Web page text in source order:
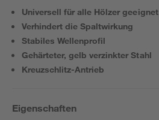
Universell für alle Hölzer geeignet
Verhindert die Spaltwirkung
Stabiles Wellenprofil
Gehärteter, gelb verzinkter Stahl
Kreuzschlitz-Antrieb
Eigenschaften